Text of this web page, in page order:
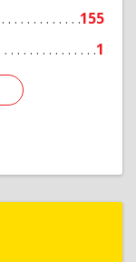
155
1
Подробнее